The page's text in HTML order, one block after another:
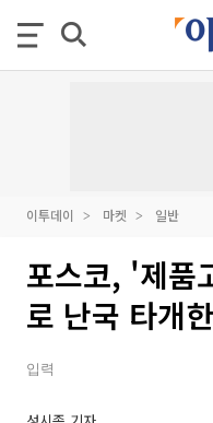
이투데이 마켓 일반
포스코, '제품
로 난국 타개
입력